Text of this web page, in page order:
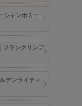
シャンホミー
フランクリンア
デンライティ